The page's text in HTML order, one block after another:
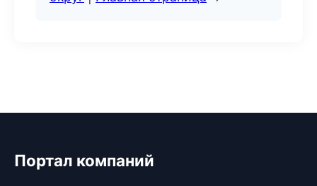
Портал компаний